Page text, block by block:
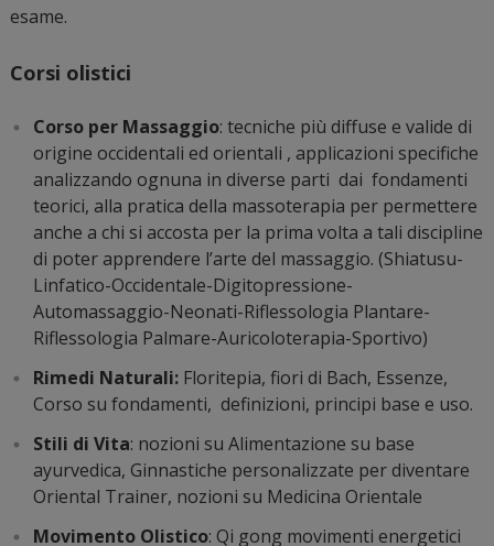
esame.
Corsi olistici
Corso per Massaggio: tecniche più diffuse e valide di
origine occidentali ed orientali , applicazioni specifiche
analizzando ognuna in diverse parti dai fondamenti
teorici, alla pratica della massoterapia per permettere
anche a chi si accosta per la prima volta a tali discipline
di poter apprendere l’arte del massaggio. (Shiatusu-
Linfatico-Occidentale-Digitopressione-
Automassaggio-Neonati-Riflessologia Plantare-
Riflessologia Palmare-Auricoloterapia-Sportivo)
Rimedi Naturali:Floritepia, fiori di Bach, Essenze,
Corso su fondamenti, definizioni, principi base e uso.
Stili di Vita: nozioni su Alimentazione su base
ayurvedica, Ginnastiche personalizzate per diventare
Oriental Trainer, nozioni su Medicina Orientale
Movimento Olistico: Qi gong movimenti energetici